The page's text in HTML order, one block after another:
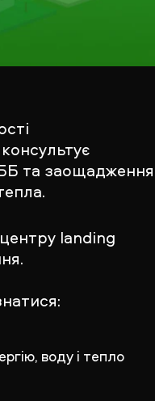
та заощадження
landing
воду і тепло